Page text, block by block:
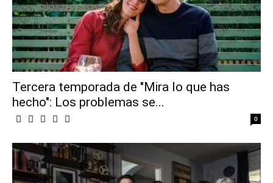
Tercera temporada de "Mira lo que has
hecho": Los problemas se...
0